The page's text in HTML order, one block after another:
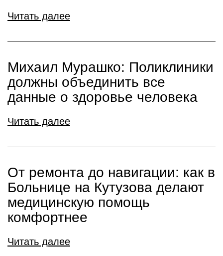
Читать далее
Михаил Мурашко: Поликлиники
должны объединить все
данные о здоровье человека
Читать далее
От ремонта до навигации: как в
Больнице на Кутузова делают
медицинскую помощь
комфортнее
Читать далее